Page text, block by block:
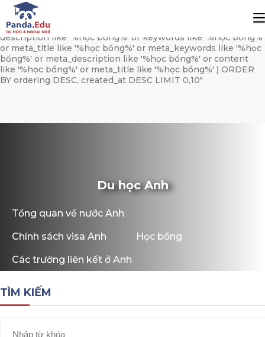
string(594) "SELECT * FROM kz_news WHERE (category_id
REGEXP '[[:<:]]61[[:>:]]') AND status=1 AND language='vi' AND (
title like '%học bổng%' or alias like '%hoc-bong%' or
description like '%học bổng%' or keywords like '%học bổng%'
or meta_title like '%học bổng%' or meta_keywords like '%học
bổng%' or meta_description like '%học bổng%' or content
like '%học bổng%' or meta_title like '%học bổng%' ) ORDER
BY ordering DESC, created_at DESC LIMIT 0,10"
Du học Anh
Tổng quan về nước Anh
Chính sách visa Anh Học bổng
Các trường liên kết ở Anh
TÌM KIẾM